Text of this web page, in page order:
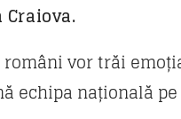
vor trăi
echipa națională